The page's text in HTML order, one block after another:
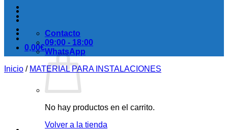
0,00€
No hay productos en el carrito.
Volver a la tienda
Contacto
09:00 - 18:00
WhatsApp
Inicio / MATERIAL PARA INSTALACIONES